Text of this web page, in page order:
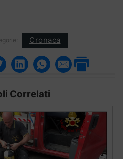
Cronaca
Correlati